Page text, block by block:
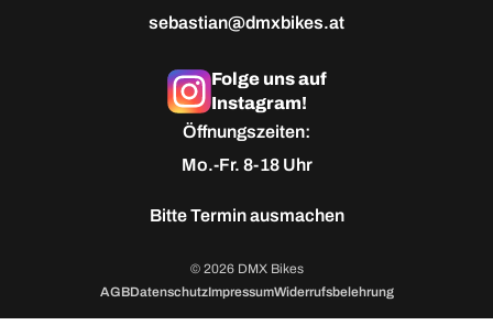
sebastian@dmxbikes.at
Folge uns auf
Instagram!
Öffnungszeiten:
Mo.-Fr. 8-18 Uhr
BitteTermin ausmachen
© 2026 DMX Bikes
AGBDatenschutzImpressumWiderrufsbelehrung